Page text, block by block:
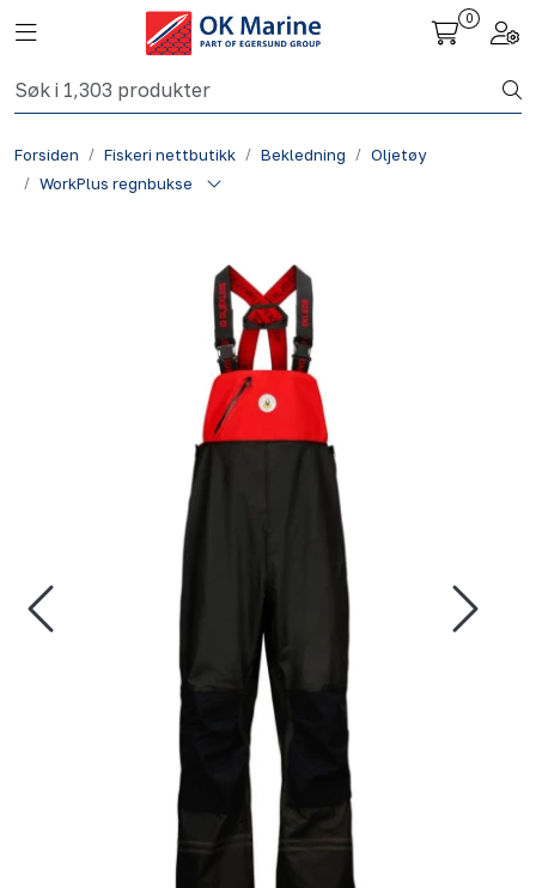
Skip to main content
Toggle navigation
0
Forsiden Fiskeri nettbutikk Bekledning
Oljetøy
WorkPlus regnbukse
Fiskeri nettbutikk
Havbruk